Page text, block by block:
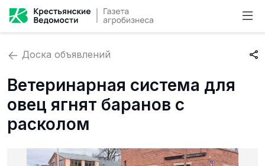
Доска объявлений
Ветеринарная система для
овец ягнят баранов с
расколом